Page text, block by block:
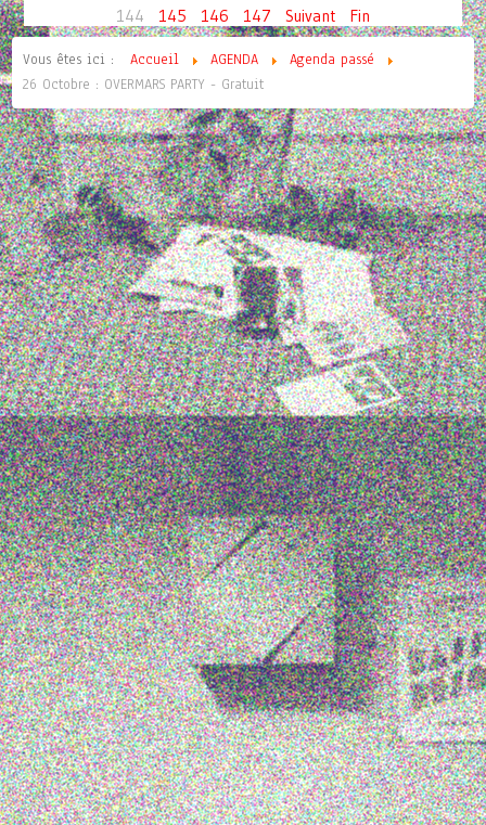
144
145 146 147 Suivant Fin
Vous êtes ici : Accueil AGENDA
Agenda passé
26 Octobre : OVERMARS PARTY - Gratuit